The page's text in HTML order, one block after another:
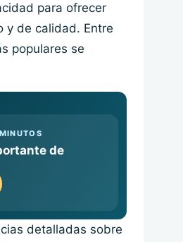
para ofrecer
y de calidad. Entre
populares se
de
detalladas sobre